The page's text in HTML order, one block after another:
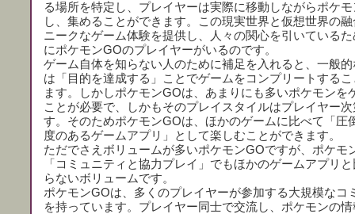
る場所を特定し、プレイヤーは実際に移動しながらポケ
し、集めることができます。この現実世界と仮想世界の
ニークなゲーム体験を提供し、人々の関心を引いている
にポケモンGOのプレイヤーがいるのです。
ゲーム自体を知らない人のために補足を入れると、一般
は「目的を達成する」ことでゲームをコンプリートする
ます。しかしポケモンGOは、あまりにも多いポケモンを
ことが必要で、しかもそのプレイスタイルはプレイヤー
す。そのためポケモンGOは、ほかのゲームに比べて「圧
度のあるゲームアプリ」として楽しむことができます。
ただでさえボリュームが多いポケモンGOですが、ポケモ
「コミュニティと協力プレイ」でもほかのゲームアプリ
らないボリュームです。
ポケモンGOは、多くのプレイヤーが参加する大規模なコ
を持っています。プレイヤー同士で交流し、ポケモンの